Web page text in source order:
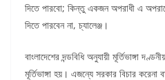
দিতে পারবো; কিন্তু একজন অপরাধী এ
দিতে পারবেন না, চ্যালেঞ্জ।
বাংলাদেশের দন্ডবিধি অনুযায়ী মূর্তিভাঙ্গা
মূর্তিভাঙ্গা হয়। এজন্যে সরকার বিচার